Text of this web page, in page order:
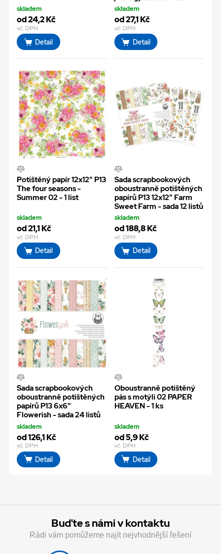
skladem
od 24,2 Kč
vč. DPH
Detail
skladem
od 27,1 Kč
vč. DPH
Detail
Potištěný papír 12x12" P13
The four seasons -
Summer 02 - 1 list
skladem
od 21,1 Kč
vč. DPH
Detail
Sada scrapbookových
oboustranně potištěných
papírů P13 12x12" Farm
Sweet Farm - sada 12 listů
skladem
od 188,8 Kč
vč. DPH
Detail
Sada scrapbookových
oboustranně potištěných
papírů P13 6x6"
Flowerish - sada 24 listů
skladem
od 126,1 Kč
vč. DPH
Detail
Oboustranně potištěný
pás s motýli 02 PAPER
HEAVEN - 1 ks
skladem
od 5,9 Kč
vč. DPH
Detail
Buďte s námi v kontaktu
Rádi vám pomůžeme najít nejvhodnější řešení